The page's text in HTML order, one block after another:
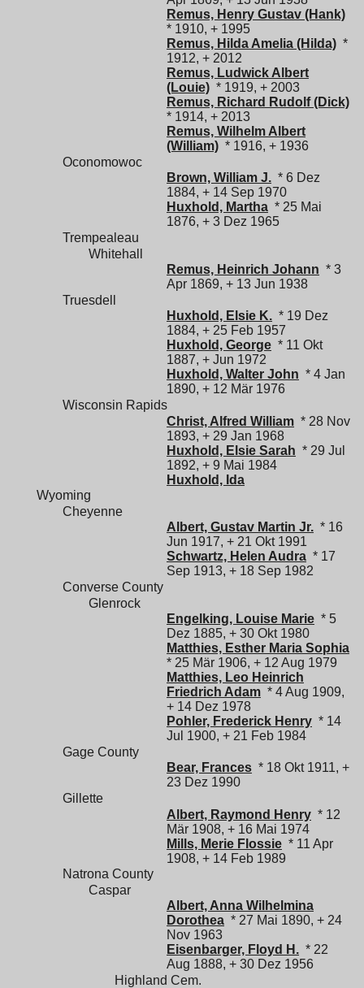
Remus, Henry Gustav (Hank)
* 1910, + 1995
Remus, Hilda Amelia (Hilda) *
1912, + 2012
Remus, Ludwick Albert
(Louie) * 1919, + 2003
Remus, Richard Rudolf (Dick)
* 1914, + 2013
Remus, Wilhelm Albert
(William) * 1916, + 1936
Oconomowoc
Brown, William J. * 6 Dez
1884, + 14 Sep 1970
Huxhold, Martha * 25 Mai
1876, + 3 Dez 1965
Trempealeau
Whitehall
Remus, Heinrich Johann * 3
Apr 1869, + 13 Jun 1938
Truesdell
Huxhold, Elsie K. * 19 Dez
1884, + 25 Feb 1957
Huxhold, George * 11 Okt
1887, + Jun 1972
Huxhold, Walter John * 4 Jan
1890, + 12 Mär 1976
Wisconsin Rapids
Christ, Alfred William * 28 Nov
1893, + 29 Jan 1968
Huxhold, Elsie Sarah * 29 Jul
1892, + 9 Mai 1984
Huxhold, Ida
Wyoming
Cheyenne
Albert, Gustav Martin Jr. * 16
Jun 1917, + 21 Okt 1991
Schwartz, Helen Audra * 17
Sep 1913, + 18 Sep 1982
Converse County
Glenrock
Engelking, Louise Marie * 5
Dez 1885, + 30 Okt 1980
Matthies, Esther Maria Sophia
* 25 Mär 1906, + 12 Aug 1979
Matthies, Leo Heinrich
Friedrich Adam * 4 Aug 1909,
+ 14 Dez 1978
Pohler, Frederick Henry * 14
Jul 1900, + 21 Feb 1984
Gage County
Bear, Frances * 18 Okt 1911, +
23 Dez 1990
Gillette
Albert, Raymond Henry * 12
Mär 1908, + 16 Mai 1974
Mills, Merie Flossie * 11 Apr
1908, + 14 Feb 1989
Natrona County
Caspar
Albert, Anna Wilhelmina
Dorothea * 27 Mai 1890, + 24
Nov 1963
Eisenbarger, Floyd H. * 22
Aug 1888, + 30 Dez 1956
Highland Cem.